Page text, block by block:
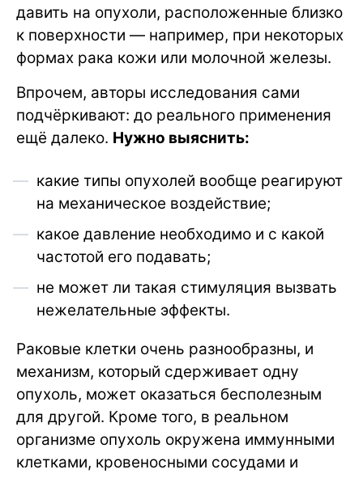
давить на опухоли, расположенные близко
к поверхности — например, при некоторых
формах рака кожи или молочной железы.
Впрочем, авторы исследования сами
подчёркивают: до реального применения
ещё далеко. Нужно выяснить:
какие типы опухолей вообще реагируют
на механическое воздействие;
какое давление необходимо и с какой
частотой его подавать;
не может ли такая стимуляция вызвать
нежелательные эффекты.
Раковые клетки очень разнообразны, и
механизм, который сдерживает одну
опухоль, может оказаться бесполезным
для другой. Кроме того, в реальном
организме опухоль окружена иммунными
клетками, кровеносными сосудами и